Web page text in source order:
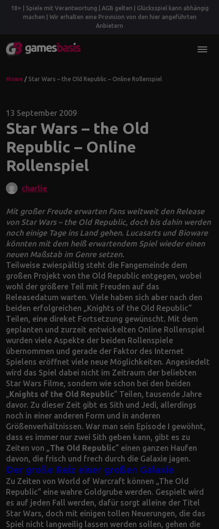
18+ | Spiele mit Verantwortung | AGB gelten | Glücksspiel kann abhängig
machen | Wir erhalten eine Provision von den hier angeführten
Anbietern
Home / Star Wars – the Old Republic – Online Rollenspiel
13 September 2009
Star Wars – the Old
Republic – Online
Rollenspiel
charlie
Mit großer Freude erwarten Fans weltweit den Release
von Star Wars – the Old Republic, doch bis dahin werden
noch einige Tage ins Land gehen. Lucasarts und Bioware
könnten mit dem heiß erwartendem Spiel wieder einen
neuen Maßstab im Genre setzen.
Teilweise zwiespältig steht die Fangemeinde dem
großen Projekt von the Old Republic entgegen, wobei
wohl der größere Teil mit Freuden auf das
Releasedatum warten. Viele haben sich aber nach den
beiden erfolgreichen „Knights of the Old Republic“
Teilen, eine direket Fortsetzung gewünscht. Mit dem
geplanten und zurzeit entwickelten Online Rollenspiel
wurden viele Aspekte der beiden Rollenspiele
übernommen und gerade der Faktor des Internet
Spielens eröffnet viele neue Möglichkeiten. Angesiedelt
wird das Spiel dabei nicht im Zeitraum der beliebten
Star Wars Filme, sondern wie schon bei den beiden
„Knights of the Old Republic“ Teilen, tausende Jahre
davor. Zu dieser Zeit gibt es Sith und Jedi, allerdings
noch in einer anderen Form und in anderen
Größenverhältnissen. War man sein Episode I gewöhnt,
dass es immer nur zwei Sith geben kann, gibt es zu
Zeiten von „The Old Republic“ einen ganzen Haufen
davon, die frisch und frech durch die Galaxie jagen.
Der große Reiz einer großen Galaxie
Zu Zeiten von World of Warcraft können „The Old
Republic“ eine wahre Goldgrube werden. Gespielt wird
es auf jeden Fall werden, dafür sorgt alleine der Titel
Star Wars, doch mit einigen tollen Neuerungen, die das
Spiel nicht langweilig lassen werden sollen, gehen die